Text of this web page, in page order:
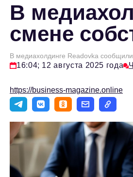
В
смене
В медиахолдинге Readovka
16:04; 12 августа 2025 года
https://business-magazine.online